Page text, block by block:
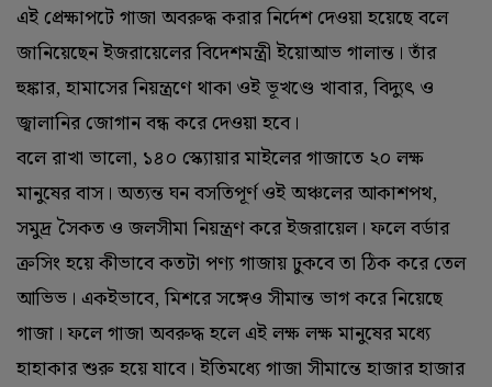
এই প্রেক্ষাপটে গাজা অবরুদ্ধ করার নির্দেশ দেওয়া হয়েছে বলে
জানিয়েছেন ইজরায়েলের বিদেশমন্ত্রী ইয়োআভ গালান্ত। তাঁর
হুঙ্কার, হামাসের নিয়ন্ত্রণে থাকা ওই ভূখণ্ডে খাবার, বিদ্যুৎ ও
জ্বালানির জোগান বন্ধ করে দেওয়া হবে।
বলে রাখা ভালো, ১৪০ স্ক্যোয়ার মাইলের গাজাতে ২০ লক্ষ
মানুষের বাস। অত্যন্ত ঘন বসতিপূর্ণ ওই অঞ্চলের আকাশপথ,
সমুদ্র সৈকত ও জলসীমা নিয়ন্ত্রণ করে ইজরায়েল। ফলে বর্ডার
ক্রসিং হয়ে কীভাবে কতটা পণ্য গাজায় ঢুকবে তা ঠিক করে তেল
আভিভ। একইভাবে, মিশরে সঙ্গেও সীমান্ত ভাগ করে নিয়েছে
গাজা। ফলে গাজা অবরুদ্ধ হলে এই লক্ষ লক্ষ মানুষের মধ্যে
হাহাকার শুরু হয়ে যাবে। ইতিমধ্যে গাজা সীমান্তে হাজার হাজার